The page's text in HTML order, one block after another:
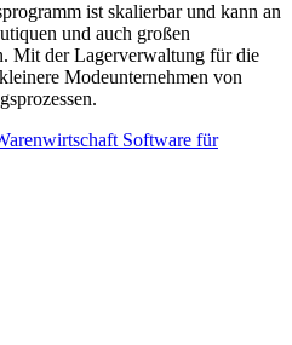
ist skalierbar und kann an
und auch großen
Mit der Lagerverwaltung für die
Modeunternehmen von
Software für